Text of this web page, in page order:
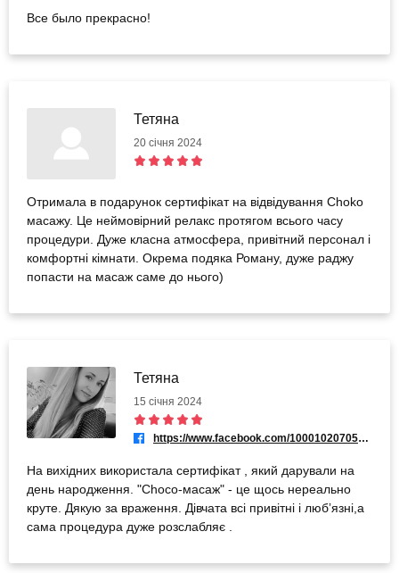
Все было прекрасно!
Тетяна
20 січня 2024
Отримала в подарунок сертифікат на відвідування Choko
масажу. Це неймовірний релакс протягом всього часу
процедури. Дуже класна атмосфера, привітний персонал і
комфортні кімнати. Окрема подяка Роману, дуже раджу
попасти на масаж саме до нього)
Тетяна
15 січня 2024
https://www.facebook.com/100010207059291
На вихідних використала сертифікат , який дарували на
день народження. "Choco-масаж" - це щось нереально
круте. Дякую за враження. Дівчата всі привітні і любʼязні,а
сама процедура дуже розслабляє .